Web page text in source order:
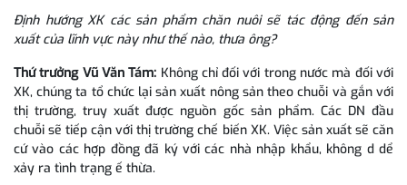
Định hướng XK các sản phẩm chăn nuôi sẽ tác động đến sản
xuất của lĩnh vực này như thế nào, thưa ông?
Thứ trưởng Vũ Văn Tám: Không chỉ đối với trong nước mà đối với
XK, chúng ta tổ chức lại sản xuất nông sản theo chuỗi và gắn với
thị trường, truy xuất được nguồn gốc sản phẩm. Các DN đầu
chuỗi sẽ tiếp cận với thị trường chế biến XK. Việc sản xuất sẽ căn
cứ vào các hợp đồng đã ký với các nhà nhập khẩu, không d dể
xảy ra tình trạng ế thừa.